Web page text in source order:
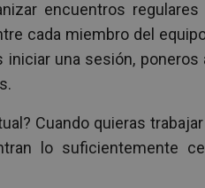
encuentros
cada miembro del
una sesión, poneros
Cuando quieras
lo suficientemente